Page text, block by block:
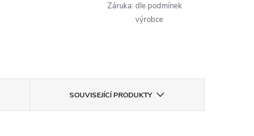
Záruka: dle podmínek
výrobce
SOUVISEJÍCÍ PRODUKTY